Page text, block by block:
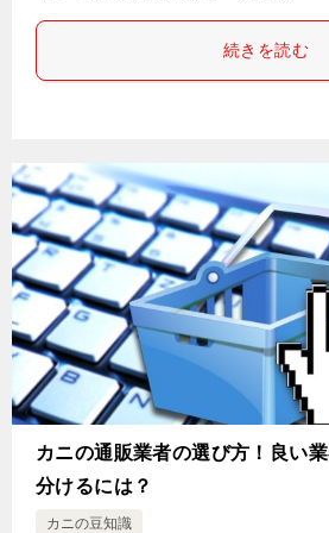
続きを読む
カニの通販業者の選び方！良い
分けるには？
カニの豆知識